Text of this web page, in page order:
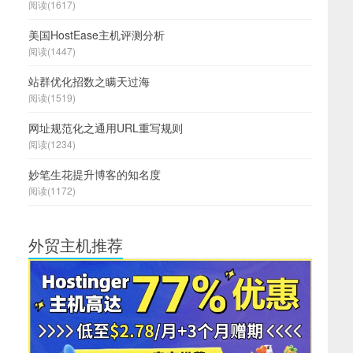
阅读(1617)
美国HostEase主机评测分析
阅读(1447)
站群优化招数之瞒天过海
阅读(1519)
网址规范化之通用URL重写规则
阅读(1234)
妙笔生花提升博客的知名度
阅读(1172)
外贸主机推荐